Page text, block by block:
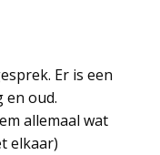
Er is een
en oud.
allemaal wat
elkaar)